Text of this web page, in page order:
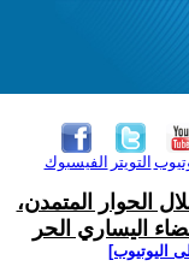
الفيسبوك التويتر
الحوار المتمدن،
اليساري الحر
اليوتيوب]